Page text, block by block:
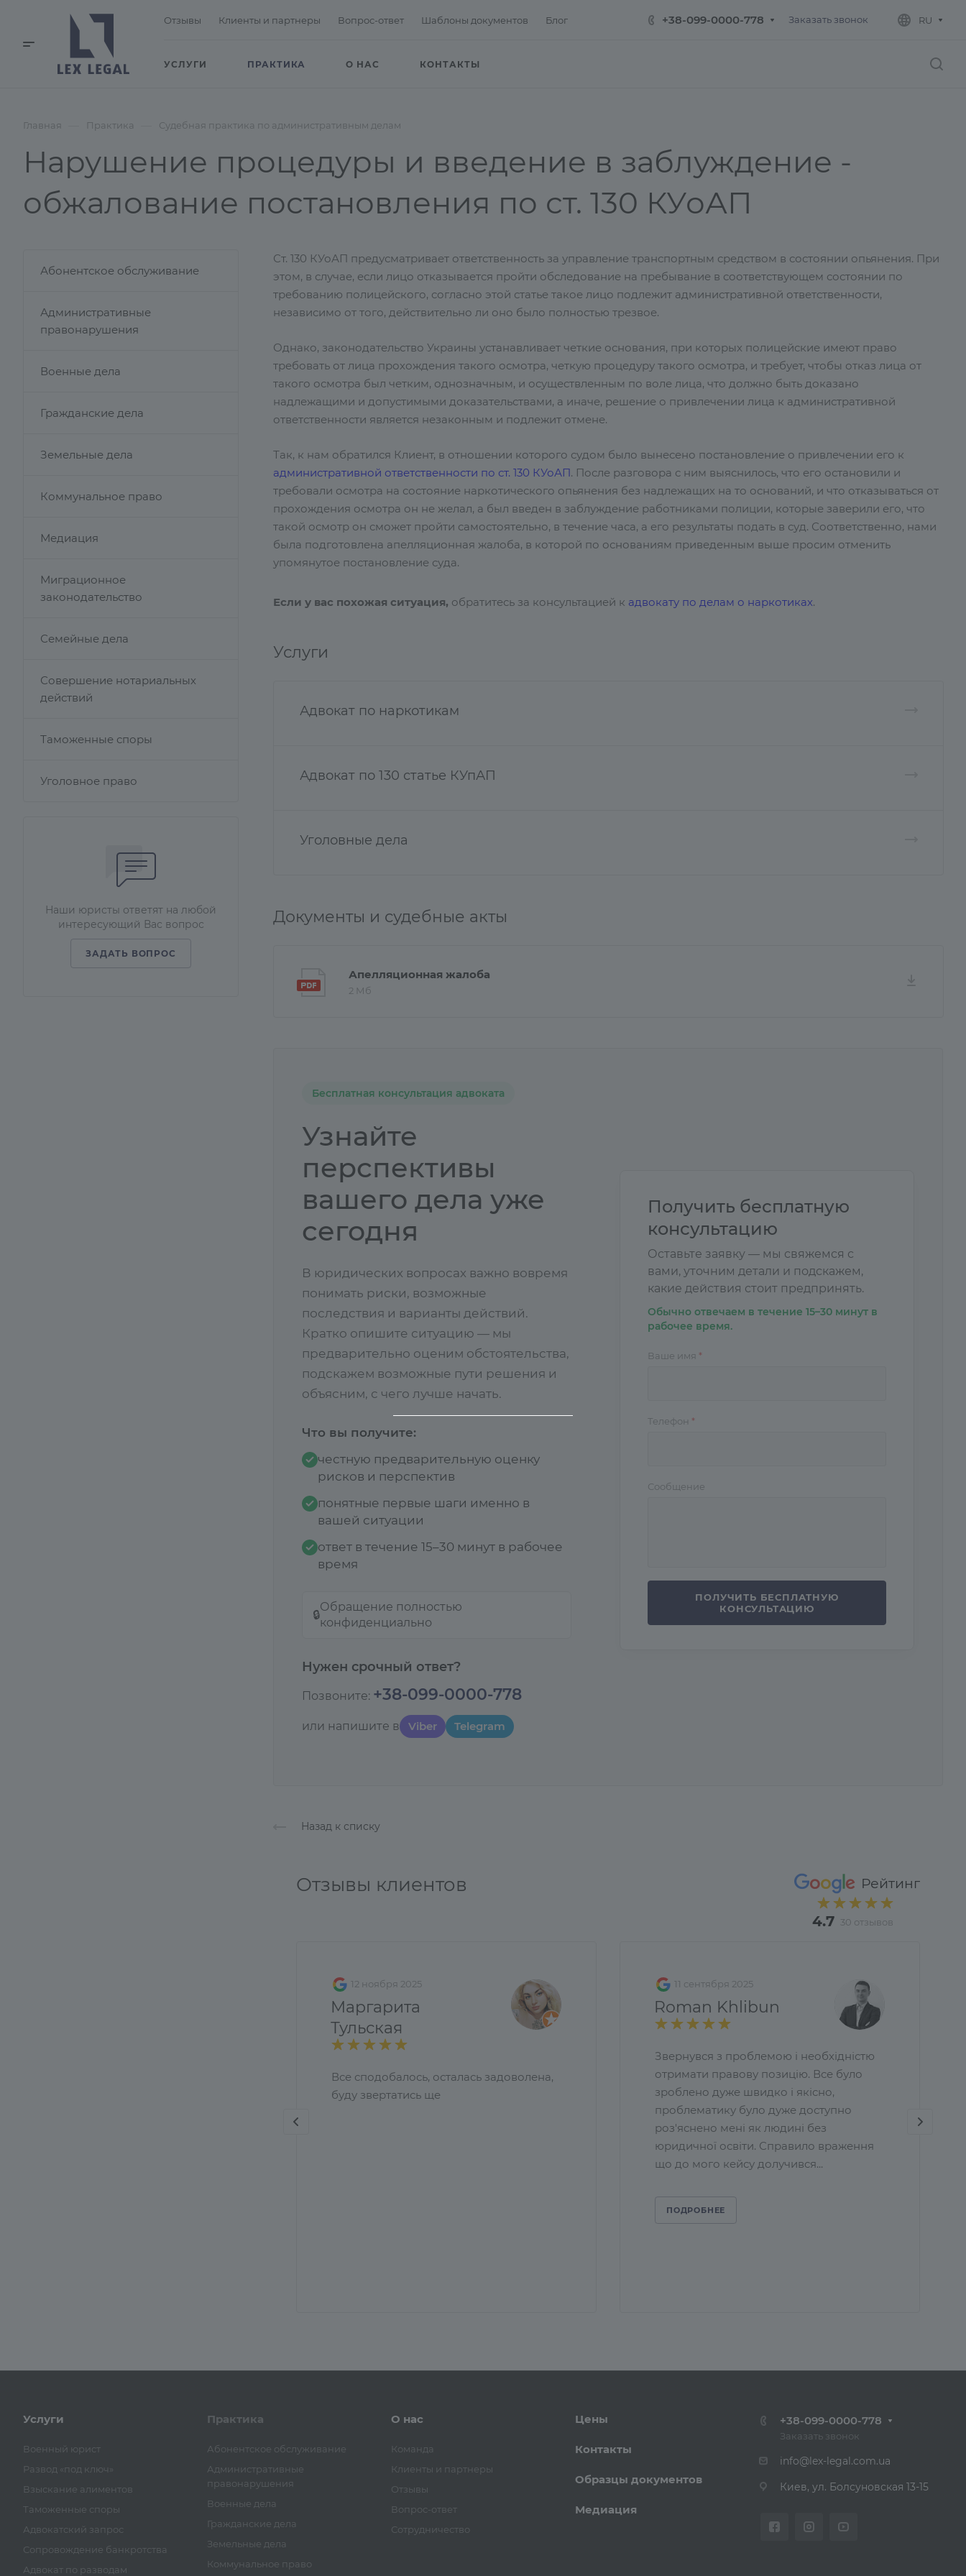
Отзывы Клиенты и партнеры Вопрос-ответ Шаблоны документов Блог +38-099-0000-778 Заказать звонок RU
УСЛУГИ ПРАКТИКА О НАС КОНТАКТЫ
Главная Практика Судебная практика по административным делам
Нарушение процедуры и введение в заблуждение -
обжалование постановления по ст. 130 КУоАП
Ст. 130 КУоАП предусматривает ответственность за управление транспортным средством в состоянии опьянения. При
этом, в случае, если лицо отказывается пройти обследование на пребывание в соответствующем состоянии по
требованию полицейского, согласно этой статье такое лицо подлежит административной ответственности,
независимо от того, действительно ли оно было полностью трезвое.
Однако, законодательство Украины устанавливает четкие основания, при которых полицейские имеют право
требовать от лица прохождения такого осмотра, четкую процедуру такого осмотра, и требует, чтобы отказ лица от
такого осмотра был четким, однозначным, и осуществленным по воле лица, что должно быть доказано
надлежащими и допустимыми доказательствами, а иначе, решение о привлечении лица к административной
ответственности является незаконным и подлежит отмене.
Так, к нам обратился Клиент, в отношении которого судом было вынесено постановление о привлечении его к
административной ответственности по ст. 130 КУоАП. После разговора с ним выяснилось, что его остановили и
требовали осмотра на состояние наркотического опьянения без надлежащих на то оснований, и что отказываться от
прохождения осмотра он не желал, а был введен в заблуждение работниками полиции, которые заверили его, что
такой осмотр он сможет пройти самостоятельно, в течение часа, а его результаты подать в суд. Соответственно, нами
была подготовлена апелляционная жалоба, в которой по основаниям приведенным выше просим отменить
упомянутое постановление суда.
Если у вас похожая ситуация, обратитесь за консультацией к адвокату по делам о наркотиках.
Услуги
Адвокат по наркотикам
Адвокат по 130 статье КУпАП
Уголовные дела
Документы и судебные акты
Апелляционная жалоба
2 Мб
Бесплатная консультация адвоката
Узнайте
перспективы
вашего дела уже
сегодня
В юридических вопросах важно вовремя
понимать риски, возможные
последствия и варианты действий.
Кратко опишите ситуацию — мы
предварительно оценим обстоятельства,
подскажем возможные пути решения и
объясним, с чего лучше начать.
Что вы получите:
честную предварительную оценку
рисков и перспектив
понятные первые шаги именно в
вашей ситуации
ответ в течение 15–30 минут в рабочее
время
🔒
Обращение полностью
конфиденциально
Нужен срочный ответ?
Позвоните: +38-099-0000-778
или напишите в Viber Telegram
Получить бесплатную
консультацию
Оставьте заявку — мы свяжемся с
вами, уточним детали и подскажем,
какие действия стоит предпринять.
Обычно отвечаем в течение 15–30 минут в
рабочее время.
Ваше имя *
Телефон *
Сообщение
Назад к списку
Рейтинг
4.7 30 отзывов
Отзывы клиентов
12 ноября 2025
Маргарита
Тульская
Все сподобалось, осталась задоволена,
буду звертатись ще
11 сентября 2025
Roman Khlibun
Звернувся з проблемою і необхідністю
отримати правову позицію. Все було
зроблено дуже швидко і якісно,
проблематику було дуже доступно
роз'яснено мені як людині без
юридичної освіти. Справило враження
що до мого кейсу долучився...
ПОДРОБНЕЕ
Абонентское обслуживание
Административные
правонарушения
Военные дела
Гражданские дела
Земельные дела
Коммунальное право
Медиация
Миграционное
законодательство
Семейные дела
Совершение нотариальных
действий
Таможенные споры
Уголовное право
Наши юристы ответят на любой
интересующий Вас вопрос
ЗАДАТЬ ВОПРОС
Услуги
Военный юрист
Развод «под ключ»
Взыскание алиментов
Таможенные споры
Адвокатский запрос
Сопровождение банкротства
Адвокат по разводам
Практика
Абонентское обслуживание
Административные
правонарушения
Военные дела
Гражданские дела
Земельные дела
Коммунальное право
О нас
Команда
Клиенты и партнеры
Отзывы
Вопрос-ответ
Сотрудничество
Цены
Контакты
Образцы документов
Медиация
+38-099-0000-778
Заказать звонок
info@lex-legal.com.ua
Киев, ул. Болсуновская 13-15